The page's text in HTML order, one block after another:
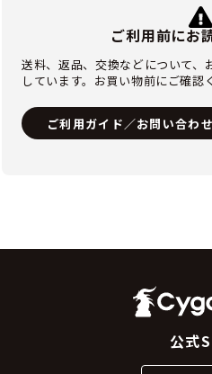
ご利用前にお
送料、返品、交換などについて、
しています。お買い物前にご確認
ご利用ガイド／お問い合わせ
公式